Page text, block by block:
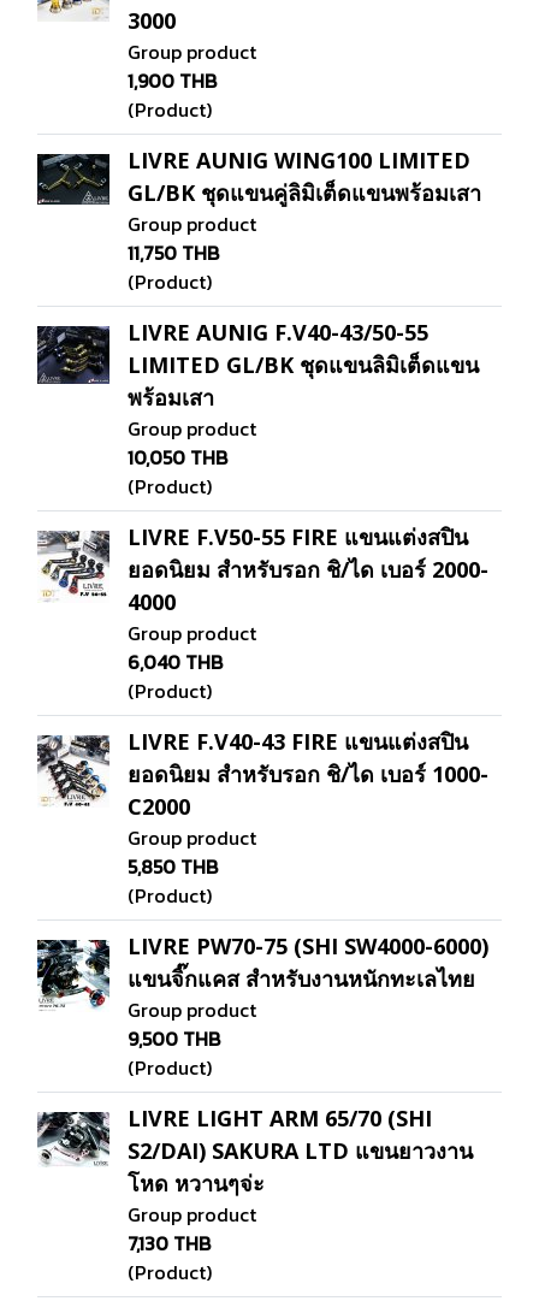
3000
Group product
1,900 THB
(Product)
LIVRE AUNIG WING100 LIMITED
GL/BK ชุดแขนคู่ลิมิเต็ดแขนพร้อมเสา
Group product
11,750 THB
(Product)
LIVRE AUNIG F.V40-43/50-55
LIMITED GL/BK ชุดแขนลิมิเต็ดแขน
พร้อมเสา
Group product
10,050 THB
(Product)
LIVRE F.V50-55 FIRE แขนแต่งสปิน
ยอดนิยม สำหรับรอก ชิ/ได เบอร์ 2000-
4000
Group product
6,040 THB
(Product)
LIVRE F.V40-43 FIRE แขนแต่งสปิน
ยอดนิยม สำหรับรอก ชิ/ได เบอร์ 1000-
C2000
Group product
5,850 THB
(Product)
LIVRE PW70-75 (SHI SW4000-6000)
แขนจิ๊กแคส สำหรับงานหนักทะเลไทย
Group product
9,500 THB
(Product)
LIVRE LIGHT ARM 65/70 (SHI
S2/DAI) SAKURA LTD แขนยาวงาน
โหด หวานๆจ่ะ
Group product
7,130 THB
(Product)